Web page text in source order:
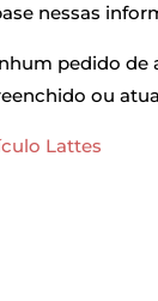
nessas
pedido de
ou
Lattes